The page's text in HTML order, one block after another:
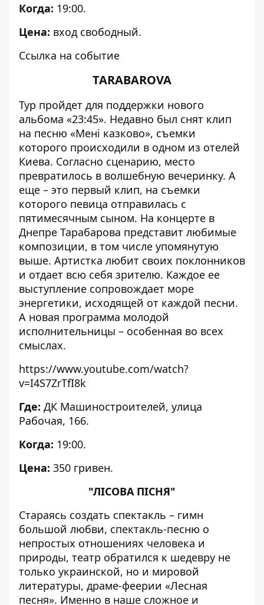
Когда: 19:00.
Цена: вход свободный.
Ссылка на событие
TARABAROVA
Тур пройдет для поддержки нового
альбома «23:45». Недавно был снят клип
на песню «Мені казково», съемки
которого происходили в одном из отелей
Киева. Согласно сценарию, место
превратилось в волшебную вечеринку. А
еще – это первый клип, на съемки
которого певица отправилась с
пятимесячным сыном. На концерте в
Днепре Тарабарова представит любимые
композиции, в том числе упомянутую
выше. Артистка любит своих поклонников
и отдает всю себя зрителю. Каждое ее
выступление сопровождает море
энергетики, исходящей от каждой песни.
А новая программа молодой
исполнительницы – особенная во всех
смыслах.
https://www.youtube.com/watch?
v=I4S7ZrTfI8k
Где: ДК Машиностроителей, улица
Рабочая, 166.
Когда: 19:00.
Цена: 350 гривен.
"ЛІСОВА ПІСНЯ"
Стараясь создать спектакль – гимн
большой любви, спектакль-песню о
непростых отношениях человека и
природы, театр обратился к шедевру не
только украинской, но и мировой
литературы, драме-феерии «Лесная
песня». Именно в наше сложное и